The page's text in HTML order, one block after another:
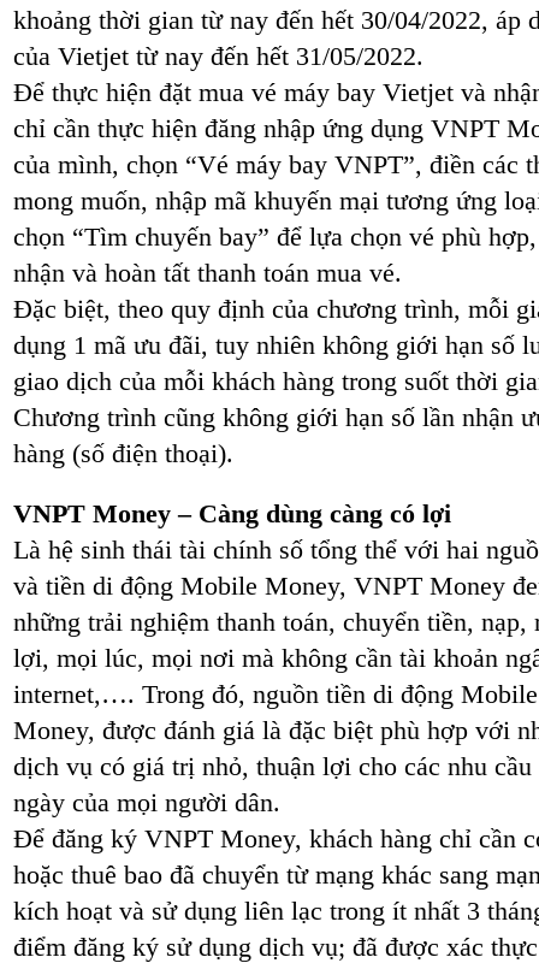
khoảng thời gian từ nay đến hết 30/04/2022, áp
của Vietjet từ nay đến hết 31/05/2022.
Để thực hiện đặt mua vé máy bay Vietjet và
chỉ cần thực hiện đăng nhập ứng dụng VNPT
của mình, chọn “Vé máy bay VNPT”, điền các
mong muốn, nhập mã khuyến mại tương ứng
chọn “Tìm chuyến bay” để lựa chọn vé phù
nhận và hoàn tất thanh toán mua vé.
Đặc biệt, theo quy định của chương trình, mỗi
dụng 1 mã ưu đãi, tuy nhiên không giới hạn số
giao dịch của mỗi khách hàng trong suốt thời
Chương trình cũng không giới hạn số lần nhận
hàng (số điện thoại).
VNPT Money – Càng dùng càng có lợi
Là hệ sinh thái tài chính số tổng thể với hai
và tiền di động Mobile Money, VNPT Money
những trải nghiệm thanh toán, chuyển tiền,
lợi, mọi lúc, mọi nơi mà không cần tài khoản
internet,…. Trong đó, nguồn tiền di động
Money, được đánh giá là đặc biệt phù hợp với
dịch vụ có giá trị nhỏ, thuận lợi cho các nhu
ngày của mọi người dân.
Để đăng ký VNPT Money, khách hàng chỉ cần
hoặc thuê bao đã chuyển từ mạng khác sang
kích hoạt và sử dụng liên lạc trong ít nhất 3
điểm đăng ký sử dụng dịch vụ; đã được xác